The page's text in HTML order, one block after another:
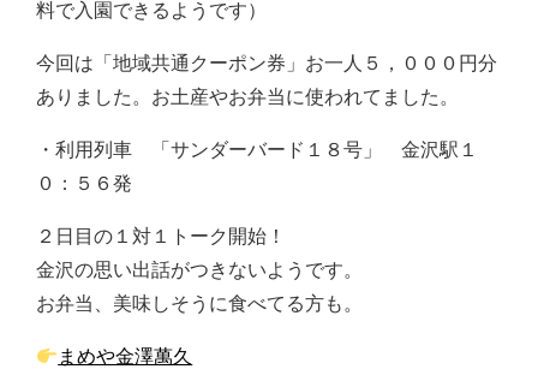
料で入園できるようです）
今回は「地域共通クーポン券」お一人５，０００円分
ありました。お土産やお弁当に使われてました。
・利用列車 「サンダーバード１８号」 金沢駅１
０：５６発
２日目の１対１トーク開始！
金沢の思い出話がつきないようです。
お弁当、美味しそうに食べてる方も。
まめや金澤萬久